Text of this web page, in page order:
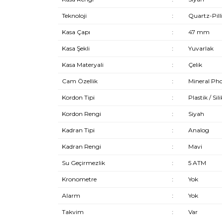
Teknoloji : Quartz-Pilli
Kasa Çapı : 47 mm
Kasa Şekli : Yuvarlak
Kasa Materyali : Çelik
Cam Özellik : Mineral
Kordon Tipi : Plastik /
Kordon Rengi : Siyah
Kadran Tipi : Analog
Kadran Rengi : Mavi
Su Geçirmezlik : 5 ATM
Kronometre : Yok
Alarm : Yok
Takvim : Var